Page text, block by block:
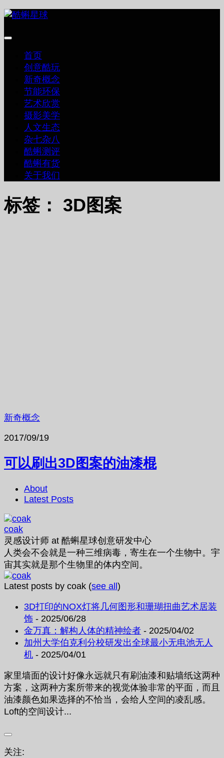
跳
内
首页
创意酷玩
新奇概念
节能环保
艺术欣赏
摄影美学
人文生态
杂七杂八
酷蝌测评
酷蝌有货
关于我们
标签： 3D图案
新奇概念
2017/09/19
可以刷出3D图案的油漆棍
About
Latest Posts
coak
灵感设计师 at 酷蝌星球创意研发中心
人类会不会就是一种三维病毒，寄生在一个生物中。宇
宙其实就是那个生物里的体内空间。
Latest posts by coak (see all)
3D打印的NOX灯将几何图形和珊瑚扭曲艺术居装
饰 - 2025/06/28
金万真：解构人体的精神绘者 - 2025/04/02
加州大学伯克利分校研发出全球最小无电池无人
机 - 2025/04/01
家里墙面的设计好像永远就只有刷油漆和贴墙纸这两种
方案，这两种方案所带来的视觉体验非常的平面，而且
油漆颜色如果选择的不恰当，会给人空间的凌乱感。
Loft的空间设计...
关注: